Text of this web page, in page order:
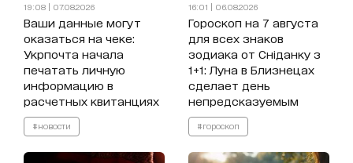
19:08 | 07.08.2026
Ваши данные могут
оказаться на чеке:
Укрпочта начала
печатать личную
информацию в
расчетных квитанциях
#новости
16:01 | 06.08.2026
Гороскоп на 7 августа
для всех знаков
зодиака от Сніданку з
1+1: Луна в Близнецах
сделает день
непредсказуемым
#гороскоп